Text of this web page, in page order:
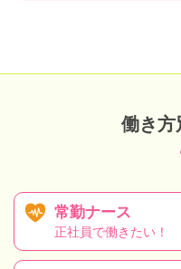
働き方
常勤ナース
正社員で働きたい！